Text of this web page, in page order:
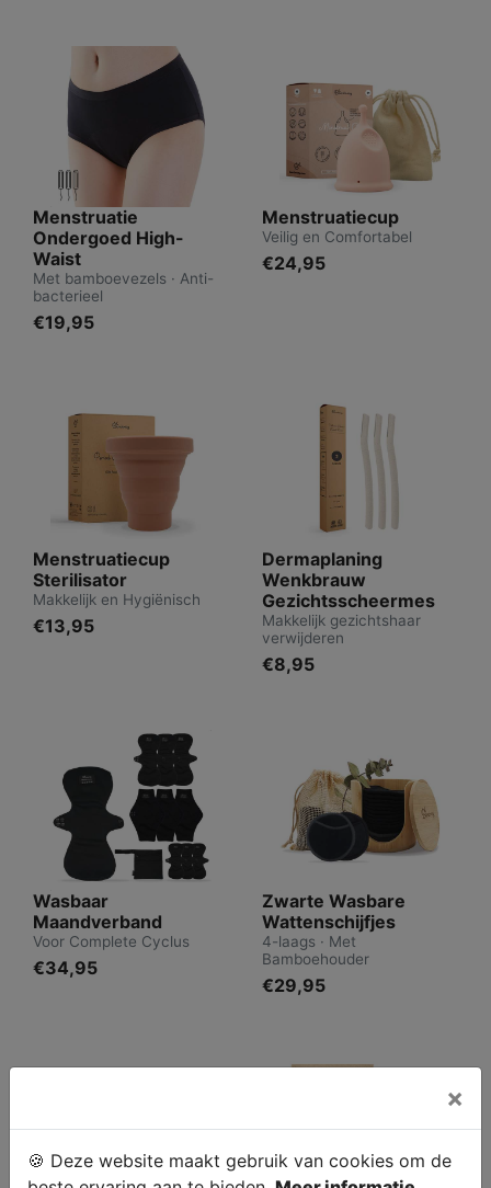
Menstruatie
Ondergoed High-
Waist
Met bamboevezels · Anti-
bacterieel
€19,95
Menstruatiecup
Veilig en Comfortabel
€24,95
Menstruatiecup
Sterilisator
Makkelijk en Hygiënisch
€13,95
Dermaplaning
Wenkbrauw
Gezichtsscheermes
Makkelijk gezichtshaar
verwijderen
€8,95
Wasbaar
Maandverband
Voor Complete Cyclus
€34,95
Zwarte Wasbare
Wattenschijfjes
4-laags · Met
Bamboehouder
€29,95
×
🍪 Deze website maakt gebruik van cookies om de